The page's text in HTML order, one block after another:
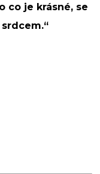
co je krásné, se